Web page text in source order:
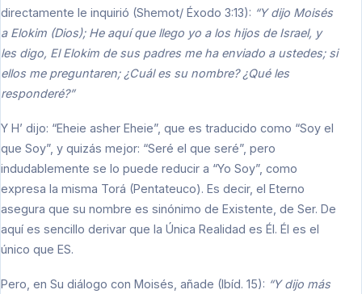
directamente le inquirió (Shemot/ Éxodo 3:13): “Y dijo Moisés
a Elokim (Dios); He aquí que llego yo a los hijos de Israel, y
les digo, El Elokim de sus padres me ha enviado a ustedes; si
ellos me preguntaren; ¿Cuál es su nombre? ¿Qué les
responderé?”
Y H’ dijo: “Eheie asher Eheie”, que es traducido como “Soy el
que Soy”, y quizás mejor: “Seré el que seré”, pero
indudablemente se lo puede reducir a “Yo Soy”, como
expresa la misma Torá (Pentateuco). Es decir, el Eterno
asegura que su nombre es sinónimo de Existente, de Ser. De
aquí es sencillo derivar que la Única Realidad es Él. Él es el
único que ES.
Pero, en Su diálogo con Moisés, añade (Ibíd. 15): “Y dijo más